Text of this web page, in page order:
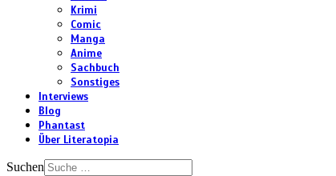
Krimi
Comic
Manga
Anime
Sachbuch
Sonstiges
Interviews
Blog
Phantast
Über Literatopia
Suchen